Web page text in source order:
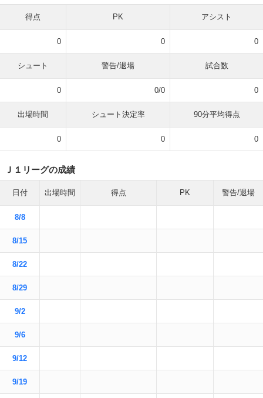
得点 PK アシスト
0 0 0
シュート 警告/退場 試合数
0 0/0 0
出場時間 シュート決定率 90分平均得点
0 0 0
Ｊ１リーグの成績
日付 出場時間 得点 PK 警告/退場
8/8
8/15
8/22
8/29
9/2
9/6
9/12
9/19